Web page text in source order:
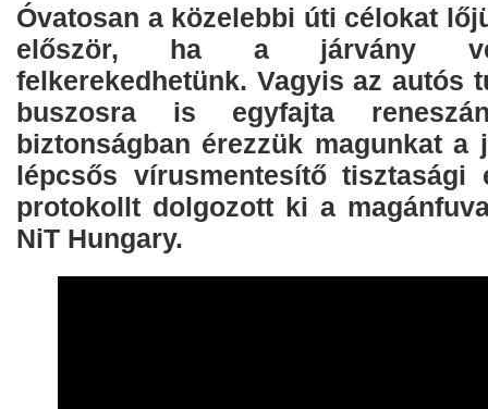
Óvatosan a közelebbi úti célokat
először, ha a járvány
felkerekedhetünk. Vagyis az autós
buszosra is egyfajta
biztonságban érezzük magunkat a
lépcsős vírusmentesítő tisztasági
protokollt dolgozott ki a
NiT Hungary.